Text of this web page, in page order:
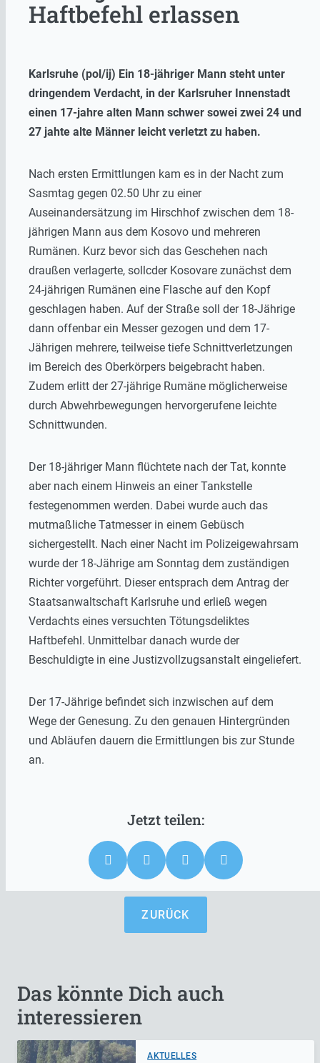
Haftbefehl erlassen
Karlsruhe (pol/ij) Ein 18-jähriger Mann steht unter
dringendem Verdacht, in der Karlsruher Innenstadt
einen 17-jahre alten Mann schwer sowei zwei 24 und
27 jahte alte Männer leicht verletzt zu haben.
Nach ersten Ermittlungen kam es in der Nacht zum
Sasmtag gegen 02.50 Uhr zu einer
Auseinandersätzung im Hirschhof zwischen dem 18-
jährigen Mann aus dem Kosovo und mehreren
Rumänen. Kurz bevor sich das Geschehen nach
draußen verlagerte, sollcder Kosovare zunächst dem
24-jährigen Rumänen eine Flasche auf den Kopf
geschlagen haben. Auf der Straße soll der 18-Jährige
dann offenbar ein Messer gezogen und dem 17-
Jährigen mehrere, teilweise tiefe Schnittverletzungen
im Bereich des Oberkörpers beigebracht haben.
Zudem erlitt der 27-jährige Rumäne möglicherweise
durch Abwehrbewegungen hervorgerufene leichte
Schnittwunden.
Der 18-jähriger Mann flüchtete nach der Tat, konnte
aber nach einem Hinweis an einer Tankstelle
festegenommen werden. Dabei wurde auch das
mutmaßliche Tatmesser in einem Gebüsch
sichergestellt. Nach einer Nacht im Polizeigewahrsam
wurde der 18-Jährige am Sonntag dem zuständigen
Richter vorgeführt. Dieser entsprach dem Antrag der
Staatsanwaltschaft Karlsruhe und erließ wegen
Verdachts eines versuchten Tötungsdeliktes
Haftbefehl. Unmittelbar danach wurde der
Beschuldigte in eine Justizvollzugsanstalt eingeliefert.
Der 17-Jährige befindet sich inzwischen auf dem
Wege der Genesung. Zu den genauen Hintergründen
und Abläufen dauern die Ermittlungen bis zur Stunde
an.
ZURÜCK
Das könnte Dich auch
interessieren
AKTUELLES